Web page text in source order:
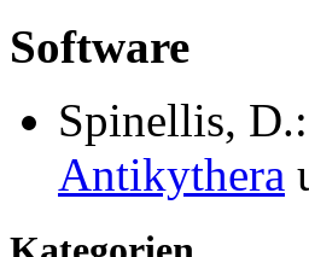
Software
Spinellis, D.:
Antikythera